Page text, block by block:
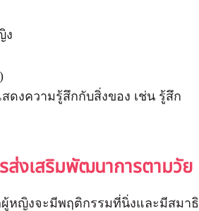
ง
ดงความรู้สึกกับสิ่งของ เช่น รู้สึก
ส่งเสริมพัฒนาการตามวัย
หญิงจะมีพฤติกรรมที่นิ่งและมีสมาธิ